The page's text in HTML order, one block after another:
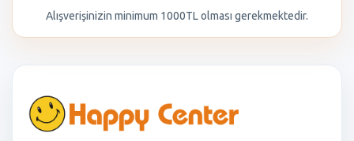
Alışverişinizin minimum 1000TL olması gerekmektedir.